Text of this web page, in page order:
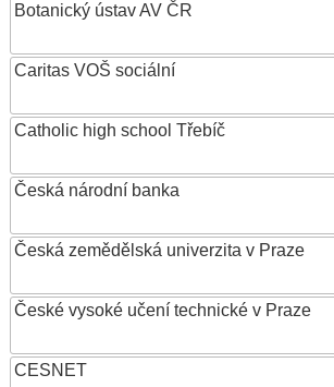
Botanický ústav AV ČR
Caritas VOŠ sociální
Catholic high school Třebíč
Česká národní banka
Česká zemědělská univerzita v Praze
České vysoké učení technické v Praze
CESNET